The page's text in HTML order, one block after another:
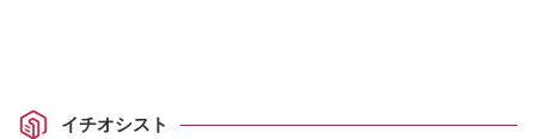
イチオシスト